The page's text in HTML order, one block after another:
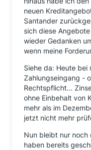
neuen
Santander
sich diese
wieder Gedanken
wenn meine
Siehe da: Heute bei
Zahlungseingang -
Rechtspflicht...
ohne Einbehalt von
mehr als im
jetzt nicht mehr
Nun bleibt nur noch
haben bereits